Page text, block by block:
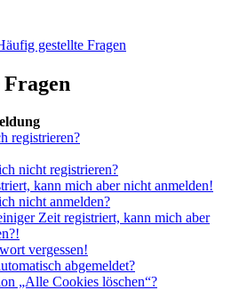
gestellte Fragen
registrieren?
nicht registrieren?
kann mich aber nicht anmelden!
nicht anmelden?
Zeit registriert, kann mich aber
vergessen!
abgemeldet?
„Alle Cookies löschen“?